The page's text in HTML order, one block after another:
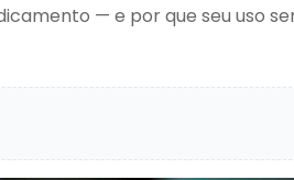
— e por que seu uso